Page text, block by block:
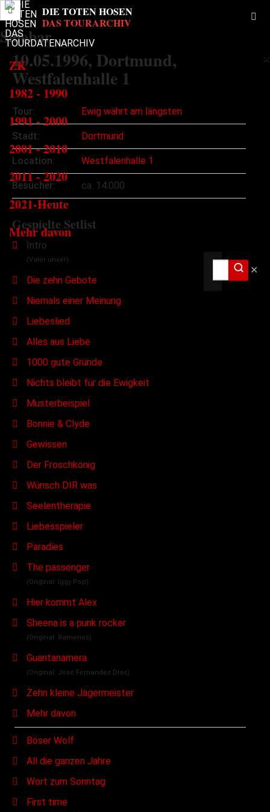
Sidebar
×
ZK
1982 - 1990
1991 - 2000
2001 - 2010
2011 - 2020
2021-Heute
Mehr davon
✕
10.05.1996, Dortmund,
Westfalenhalle 1
Tour: Ewig währt am längsten
Stadt: Dortmund
Location: Westfalenhalle 1
Besucher: ca. 14.000
Gespielte Setlist
Intro
(Vater unser)
Die zehn Gebote
Niemals einer Meinung
Liebeslied
Alles aus Liebe
1000 gute Gründe
Nichts bleibt für die Ewigkeit
Musterbeispiel
Bonnie & Clyde
Gewissen
Der Froschkönig
Wünsch DIR was
Seelentherapie
Liebesspieler
Paradies
The passenger
(Original: Iggy Pop)
Hier kommt Alex
Sheena is a punk rocker
(Original: Ramones)
Guantanamera
(Original: Jose Fernandez Dias)
Zehn kleine Jägermeister
Mehr davon
Böser Wolf
All die ganzen Jahre
Wort zum Sonntag
First time